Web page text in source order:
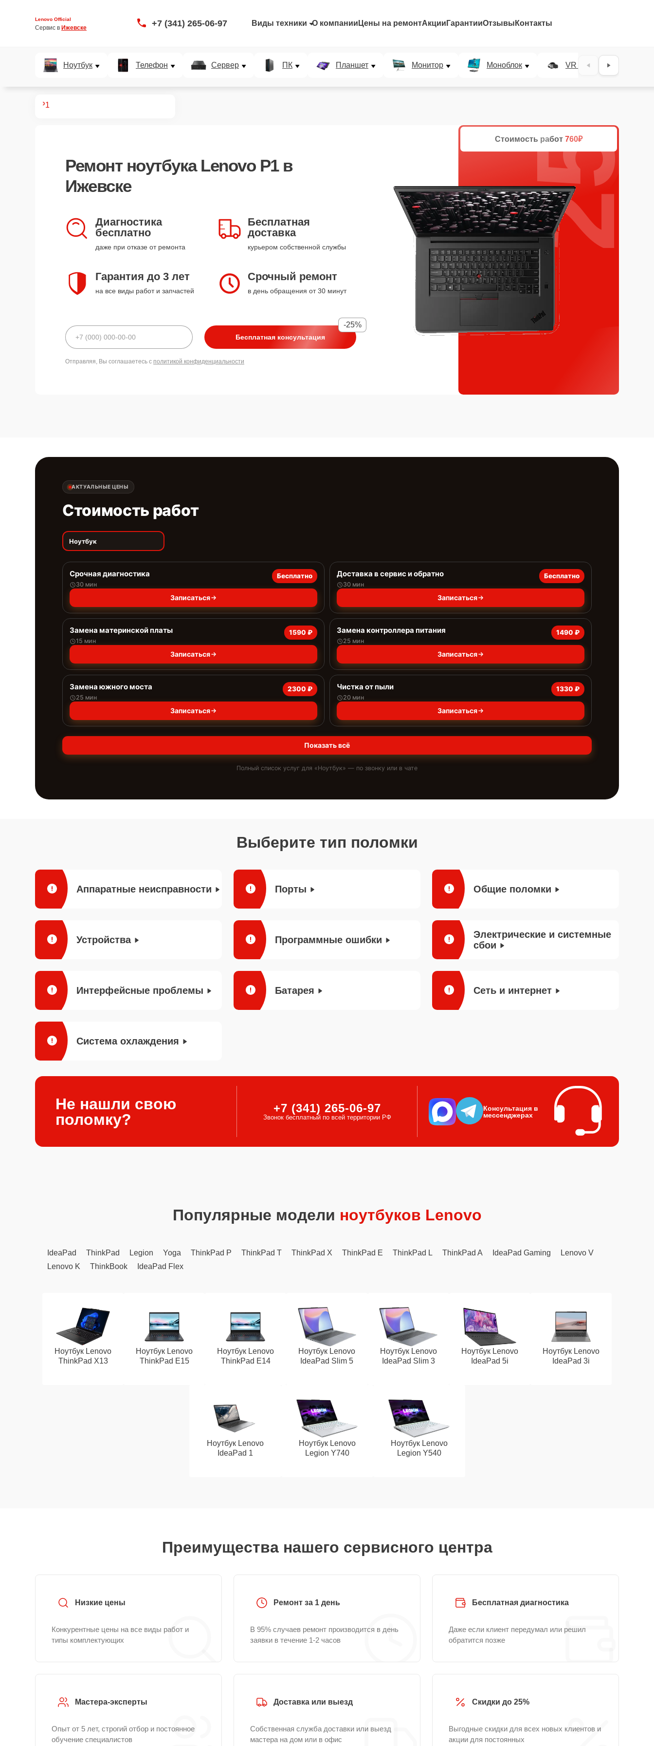
Lenovo Official
Сервис в Ижевске +7 (341) 265-06-97 Виды техники О компании Цены на ремонтАкции ГарантииОтзывы Контакты
Ноутбук Телефон Сервер ПК Планшет Монитор Моноблок VR система
P1
Ремонт ноутбука Lenovo P1в
Ижевске
Диагностика
бесплатно
даже при отказе от ремонта
Бесплатная
доставка
курьером собственной службы
Гарантия до 3 лет
на все виды работ и запчастей
Срочный ремонт
в день обращения от 30 минут
Бесплатная консультация
-25%
Отправляя, Вы соглашаетесь с политикой конфиденциальности
Стоимость работ 760₽
25%
АКТУАЛЬНЫЕ ЦЕНЫ
Стоимость работ
Ноутбук
Срочная диагностика
30 мин
Бесплатно
Записаться
Доставка в сервис и обратно
30 мин
Бесплатно
Записаться
Замена материнской платы
15 мин
1590 ₽
Записаться
Замена контроллера питания
25 мин
1490 ₽
Записаться
Замена южного моста
25 мин
2300 ₽
Записаться
Чистка от пыли
20 мин
1330 ₽
Записаться
Показать всё
Полный список услуг для «Ноутбук» — по звонку или в чате
Выберите тип поломки
Аппаратные неисправности Порты Общие поломки
Устройства Программные ошибки
Электрические и системные
сбои
Интерфейсные проблемы Батарея Сеть и интернет
Система охлаждения
Не нашли свою
поломку?
+7 (341) 265-06-97
Звонок бесплатный по всей территории РФ
Консультация в
мессенджерах
Популярные модели ноутбуков Lenovo
IdeaPad ThinkPad Legion Yoga ThinkPad P ThinkPad T ThinkPad X ThinkPad E ThinkPad L ThinkPad A IdeaPad Gaming
Lenovo V
Lenovo K
ThinkBook IdeaPad Flex
Ноутбук Lenovo
ThinkPad X13
Ноутбук Lenovo
ThinkPad E15
Ноутбук Lenovo
ThinkPad E14
Ноутбук Lenovo
IdeaPad Slim 5
Ноутбук Lenovo
IdeaPad Slim 3
Ноутбук Lenovo
IdeaPad 5i
Ноутбук Lenovo
IdeaPad 3i
Ноутбук Lenovo
IdeaPad 1
Ноутбук Lenovo
Legion Y740
Ноутбук Lenovo
Legion Y540
Преимущества нашего сервисного центра
Низкие цены
Конкурентные цены на все виды работ и
типы комплектующих
Ремонт за 1 день
В 95% случаев ремонт производится в день
заявки в течение 1-2 часов
Бесплатная диагностика
Даже если клиент передумал или решил
обратится позже
Мастера-эксперты
Опыт от 5 лет, строгий отбор и постоянное
обучение специалистов
Доставка или выезд
Собственная служба доставки или выезд
мастера на дом или в офис
Скидки до 25%
Выгодные скидки для всех новых клиентов и
акции для постоянных